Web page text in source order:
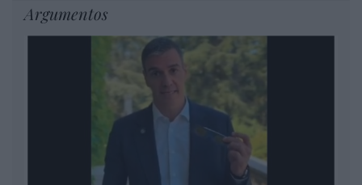
Argumentos